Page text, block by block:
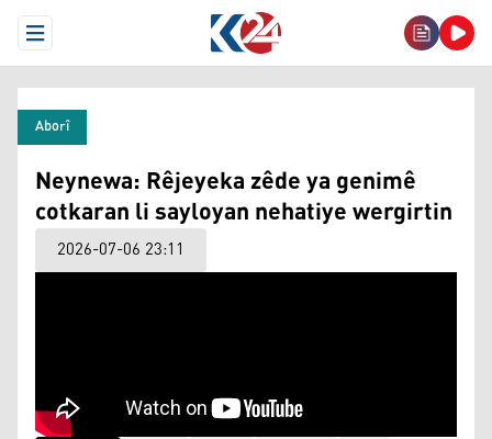
Open Menu
Aborî
Neynewa: Rêjeyeka zêde ya genimê
cotkaran li sayloyan nehatiye wergirtin
2026-07-06 23:11